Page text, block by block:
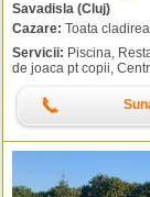
Savadisla (Cluj)
Cazare: Toata
Servicii: Piscina,
de joaca pt copii,